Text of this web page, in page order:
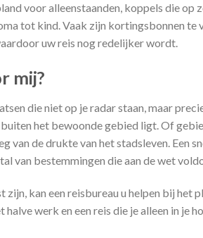
voor alleenstaanden, koppels die op
tot kind. Vaak zijn kortingsbonnen te
uw reis nog redelijker wordt.
mij?
die niet op je radar staan, maar
het bewoonde gebied ligt. Of
van de drukte van het stadsleven. Een
van bestemmingen die aan de wet
kan een reisbureau u helpen bij het
werk en een reis die je alleen in je